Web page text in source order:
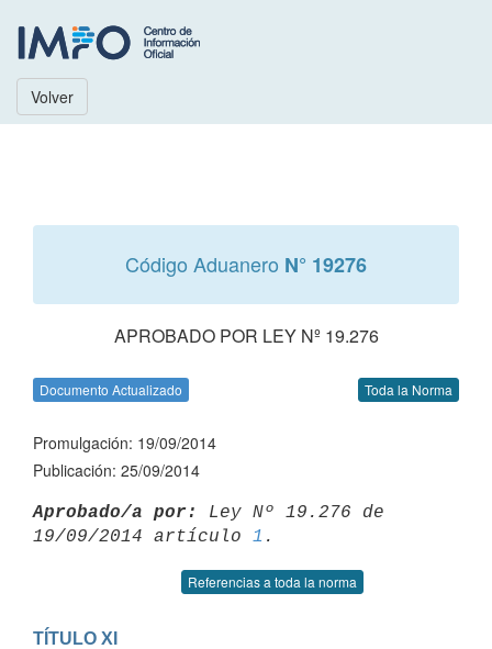
Volver
Código Aduanero N° 19276
APROBADO POR LEY Nº 19.276
Documento Actualizado Toda la Norma
Promulgación: 19/09/2014
Publicación: 25/09/2014
Aprobado/a por:
Ley Nº 19.276 de
19/09/2014 artículo 1
Referencias a toda la norma
TÍTULO XI